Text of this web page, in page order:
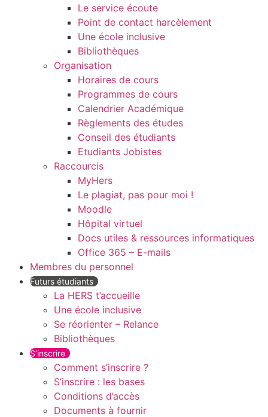
Le service écoute
Point de contact harcèlement
Une école inclusive
Bibliothèques
Organisation
Horaires de cours
Programmes de cours
Calendrier Académique
Règlements des études
Conseil des étudiants
Etudiants Jobistes
Raccourcis
MyHers
Le plagiat, pas pour moi !
Moodle
Hôpital virtuel
Docs utiles & ressources informatiques
Office 365 – E-mails
Membres du personnel
Futurs étudiants
La HERS t’accueille
Une école inclusive
Se réorienter – Relance
Bibliothèques
S’inscrire
Comment s’inscrire ?
S’inscrire : les bases
Conditions d’accès
Documents à fournir